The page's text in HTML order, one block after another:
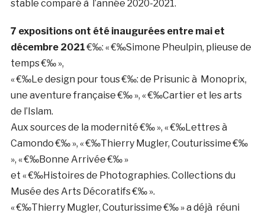
stable comparé à l’année 2020-2021.
7 expositions ont été inaugurées entre mai et
décembre 2021€‰: « €‰Simone Pheulpin, plieuse de
temps €‰ »,
« €‰Le design pour tous €‰: de Prisunic à Monoprix,
une aventure française €‰ », « €‰Cartier et les arts
de l’Islam.
Aux sources de la modernité €‰ », « €‰Lettres à
Camondo €‰ », « €‰Thierry Mugler, Couturissime €‰
», « €‰Bonne Arrivée €‰ »
et « €‰Histoires de Photographies. Collections du
Musée des Arts Décoratifs €‰ ».
« €‰Thierry Mugler, Couturissime €‰ » a déjà réuni